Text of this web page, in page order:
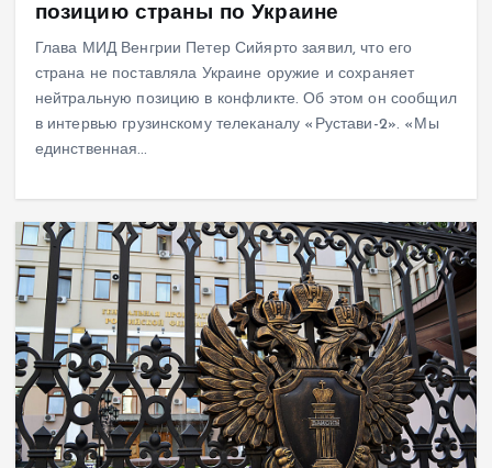
позицию страны по Украине
Глава МИД Венгрии Петер Сийярто заявил, что его
страна не поставляла Украине оружие и сохраняет
нейтральную позицию в конфликте. Об этом он сообщил
в интервью грузинскому телеканалу «Рустави-2». «Мы
единственная…